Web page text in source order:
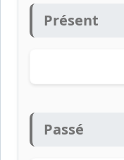
Présent
Passé